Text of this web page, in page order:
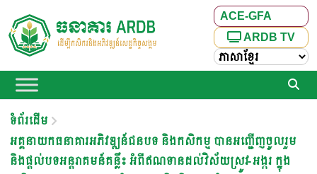
ACE-GFA
ARDB TV
ទំព័រដើម
អគ្គនាយកធនាគារអភិវឌ្ឍន៍ជនបទ និងកសិកម្ម បានអញ្ជើញចូលរួម
និងផ្តល់បទអន្តរាគមន៍គន្លឹះ អំពីឥណទានដល់វិស័យស្រូវ-អង្ករ ក្នុង